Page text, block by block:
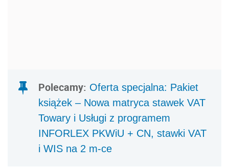
Polecamy: Oferta specjalna: Pakiet
książek – Nowa matryca stawek VAT
Towary i Usługi z programem
INFORLEX PKWiU + CN, stawki VAT
i WIS na 2 m-ce